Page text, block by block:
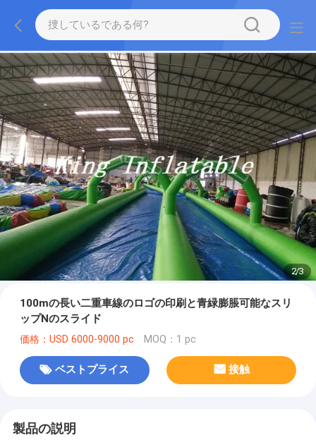
2/3
100mの長い二重車線のロゴの印刷と青緑膨脹可能なスリ
ップNのスライド
価格：USD 6000-9000 pc MOQ：1 pc
ベストプライス 接触
製品の説明